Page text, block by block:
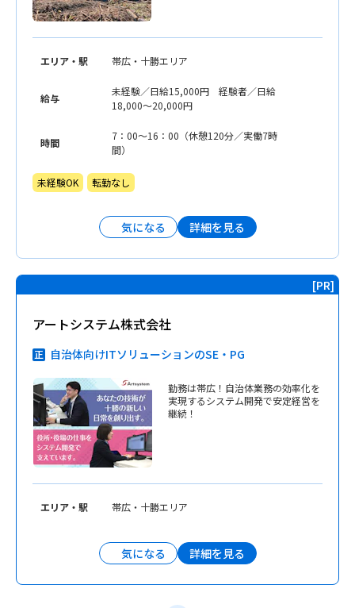
エリア・駅 帯広・十勝エリア
給与
未経験／日給15,000円 経験者／日給
18,000〜20,000円
時間
7：00〜16：00（休憩120分／実働7時
間）
未経験OK 転勤なし
気になる 詳細を見る
アートシステム株式会社
自治体向けITソリューションのSE・PG
勤務は帯広！自治体業務の効率化を
実現するシステム開発で安定経営を
継続！
エリア・駅 帯広・十勝エリア
気になる 詳細を見る